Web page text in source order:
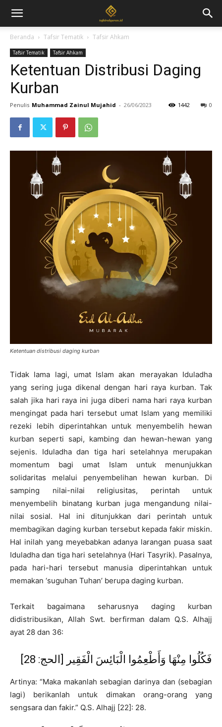
Beranda Tafsir Tematik Tafsir Ahkam
Tafsir Tematik Tafsir Ahkam
Ketentuan Distribusi Daging
Kurban
Penulis Muhammad Zainul Mujahid - 26/06/2023 0
1442
Ketentuan distribusi daging kurban
Tidak lama lagi, umat Islam akan merayakan Iduladha
yang sering juga dikenal dengan hari raya kurban. Tak
salah jika hari raya ini juga diberi nama hari raya kurban
mengingat pada hari tersebut umat Islam yang memiliki
rezeki lebih diperintahkan untuk menyembelih hewan
kurban seperti sapi, kambing dan hewan-hewan yang
sejenis. Iduladha dan tiga hari setelahnya merupakan
momentum bagi umat Islam untuk menunjukkan
solidaritas melalui penyembelihan hewan kurban. Di
samping nilai-nilai religiusitas, perintah untuk
menyembelih binatang kurban juga mengandung nilai-
nilai sosial. Hal ini ditunjukkan dari perintah untuk
membagikan daging kurban tersebut kepada fakir miskin.
Hal inilah yang meyebabkan adanya larangan puasa saat
Iduladha dan tiga hari setelahnya (Hari Tasyrik). Pasalnya,
pada hari-hari tersebut manusia diperintahkan untuk
memakan ‘suguhan Tuhan’ berupa daging kurban.
Terkait bagaimana seharusnya daging kurban
didistribusikan, Allah Swt. berfirman dalam Q.S. Alhajj
ayat 28 dan 36:
فَكُلُوا مِنْهَا وَأَطْعِمُوا الْبَائِسَ الْفَقِير [الحج: 28]
Artinya: “Maka makanlah sebagian darinya dan (sebagian
lagi) berikanlah untuk dimakan orang-orang yang
sengsara dan fakir.” Q.S. Alhajj [22]: 28.